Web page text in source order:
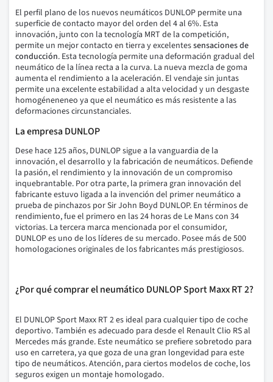
El perfil plano de los nuevos neumáticos DUNLOP permite una
superficie de contacto mayor del orden del 4 al 6%. Esta
innovación, junto con la tecnología MRT de la competición,
permite un mejor contacto en tierra y excelentessensaciones de
conducción. Esta tecnología permite una deformación gradual del
neumático de la línea recta a la curva. La nueva mezcla de goma
aumenta el rendimiento a la aceleración. El vendaje sin juntas
permite una excelente estabilidad a alta velocidad y un desgaste
homogéneneneo ya que el neumático es más resistente a las
deformaciones circunstanciales.
La empresa DUNLOP
Dese hace 125 años, DUNLOP sigue a la vanguardia de la
innovación, el desarrollo y la fabricación de neumáticos. Defiende
la pasión, el rendimiento y la innovación de un compromiso
inquebrantable. Por otra parte, la primera gran innovación del
fabricante estuvo ligada a la invención del primer neumático a
prueba de pinchazos por Sir John Boyd DUNLOP. En términos de
rendimiento, fue el primero en las 24 horas de Le Mans con 34
victorias. La tercera marca mencionada por el consumidor,
DUNLOP es uno de los líderes de su mercado. Posee más de 500
homologaciones originales de los fabricantes más prestigiosos.
¿Por qué comprar el neumático DUNLOP Sport Maxx RT 2?
El DUNLOP Sport Maxx RT 2 es ideal para cualquier tipo de coche
deportivo.También es adecuado para desde el Renault Clio RS al
Mercedes más grande. Este neumático se prefiere sobretodo para
uso en carretera, ya que goza de una gran longevidad para este
tipo de neumáticos.Atención, para ciertos modelos de coche, los
seguros exigen un montaje homologado.